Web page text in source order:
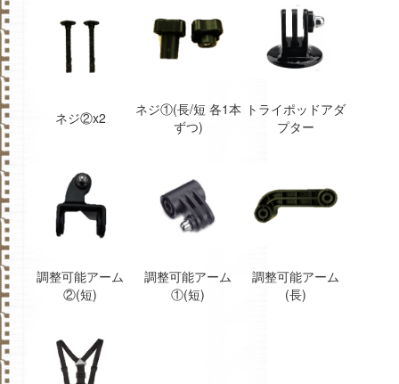
ネジ②x2
ネジ①(長/短 各1本
ずつ)
トライポッドアダ
プター
調整可能アーム
②(短)
調整可能アーム
①(短)
調整可能アーム
(長)